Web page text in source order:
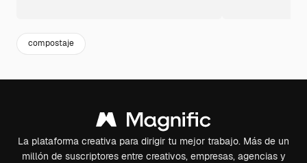
compostaje
La plataforma creativa para dirigir tu mejor trabajo. Más de un
millón de suscriptores entre creativos, empresas, agencias y